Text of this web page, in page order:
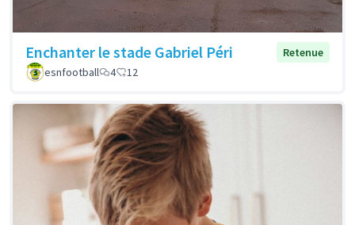
Enchanter le stade Gabriel Péri
Retenue
esnfootball
4 12